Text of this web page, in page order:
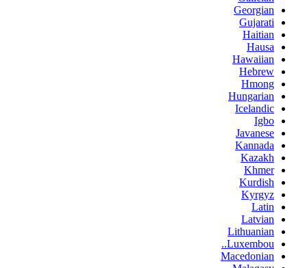
Georgian
Gujarati
Haitian
Hausa
Hawaiian
Hebrew
Hmong
Hungarian
Icelandic
Igbo
Javanese
Kannada
Kazakh
Khmer
Kurdish
Kyrgyz
Latin
Latvian
Lithuanian
Luxembou..
Macedonian